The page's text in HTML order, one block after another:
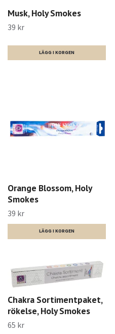
Musk, Holy Smokes
39 kr
Orange Blossom, Holy
Smokes
39 kr
Chakra Sortimentpaket,
rökelse, Holy Smokes
65 kr